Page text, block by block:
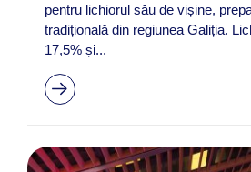
pentru lichiorul său de vișine,
tradițională din regiunea Galiția.
17,5% și...